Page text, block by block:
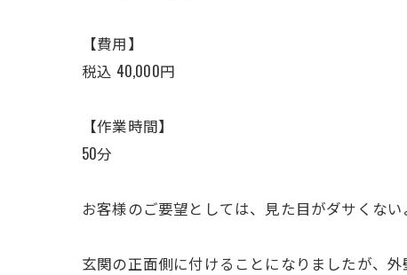
【費用】
税込 40,000円
【作業時間】
50分
お客様のご要望としては、見た目がダサくな
玄関の正面側に付けることになりましたが、